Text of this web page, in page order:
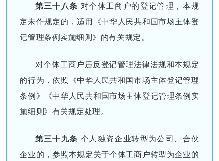
第三十八条 对个体工商户的登记管理，本规
定未作规定的，适用《中华人民共和国市场主体登
记管理条例实施细则》的有关规定。
对个体工商户违反登记管理法律法规和本规定
的行为，依照《中华人民共和国市场主体登记管理
条例》《中华人民共和国市场主体登记管理条例实
施细则》有关规定处理。
第三十九条 个人独资企业转型为公司、合伙
企业的，参照本规定关于个体工商户转型为企业的